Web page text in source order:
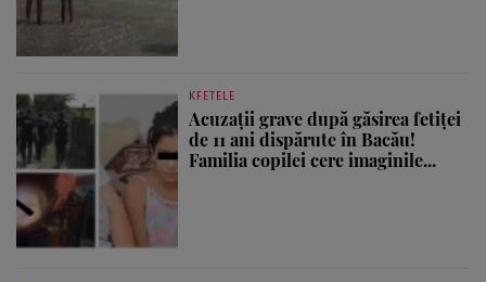
KFETELE
Acuzații grave după găsirea fetiței
de 11 ani dispărute în Bacău!
Familia copilei cere imaginile...